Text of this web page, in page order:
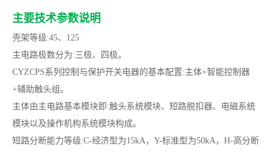
主要技术参数说明
壳架等级:45、125
主电路极数分为:三极、四极。
CYZCPS系列控制与保护开关电器的基本配置:主体+智能控制器
+辅助触头组。
主体由主电路基本模块即:触头系统模块、短路脱扣器、电磁系统
模块以及操作机构系统模块构成。
短路分断能力等级:C-经济型为15kA，Y-标准型为50kA，H-高分断